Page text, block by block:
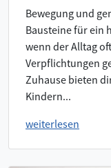
Bewegung und
Bausteine für ein
wenn der Alltag
Verpflichtungen
Zuhause bieten
Kindern...
weiterlesen